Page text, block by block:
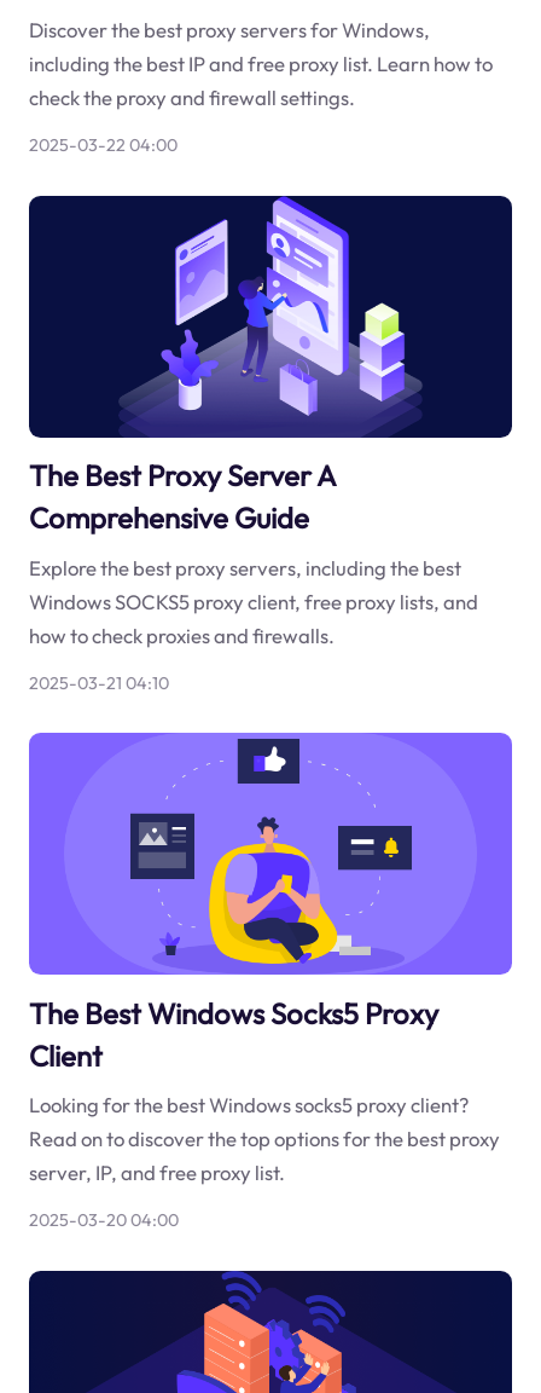
Discover the best proxy servers for Windows,
including the best IP and free proxy list. Learn how to
check the proxy and firewall settings.
2025-03-22 04:00
The Best Proxy Server A
Comprehensive Guide
Explore the best proxy servers, including the best
Windows SOCKS5 proxy client, free proxy lists, and
how to check proxies and firewalls.
2025-03-21 04:10
The Best Windows Socks5 Proxy
Client
Looking for the best Windows socks5 proxy client?
Read on to discover the top options for the best proxy
server, IP, and free proxy list.
2025-03-20 04:00